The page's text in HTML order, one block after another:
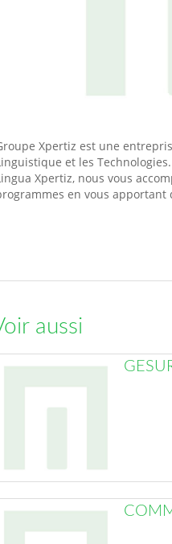
Xpertiz est une
et les
Xpertiz, nous vous
en vous apportant
aussi